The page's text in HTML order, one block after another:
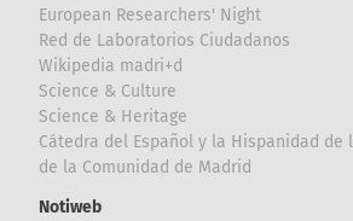
European Researchers' Night
Red de Laboratorios Ciudadanos
Wikipedia madri+d
Science & Culture
Science & Heritage
Cátedra del Español y la Hispanidad de
de la Comunidad de Madrid
Notiweb